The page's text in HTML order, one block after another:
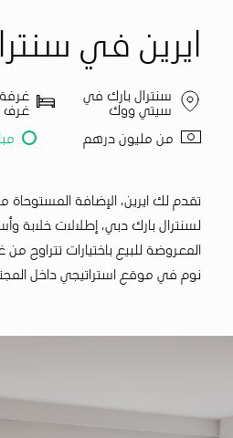
ايرين في
سنترال بارك في
سيتي ووك
غرف
من مليون درهم
تقدم لك ايرين، الإضافة
لسنترال بارك دبي، إطلالات خلابة
نوم في موقع استراتيجي داخل